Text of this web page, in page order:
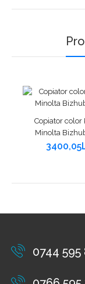
Copiator color
Minolta
0744 595